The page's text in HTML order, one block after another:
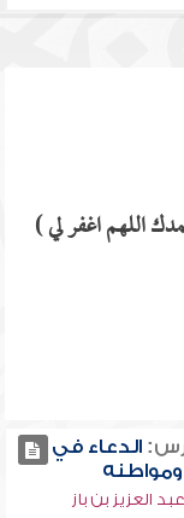
اللهم اغفر لي )
الدعاء في
ومواطنه
عبد العزيز بن باز